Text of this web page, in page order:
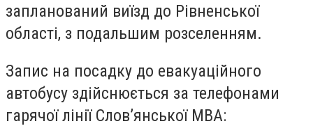
запланований виїзд до Рівненської
області, з подальшим розселенням.
Запис на посадку до евакуаційного
автобусу здійснюється за телефонами
гарячої лінії Слов’янської МВА: